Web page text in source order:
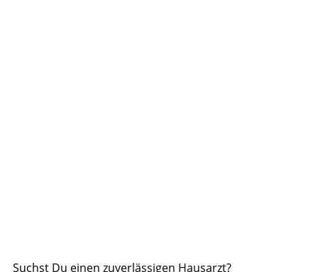
Suchst Du einen zuverlässigen Hausarzt?